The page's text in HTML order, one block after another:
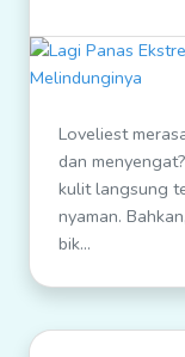
Loveliest
dan
kulit langsung
nyaman.
bik...